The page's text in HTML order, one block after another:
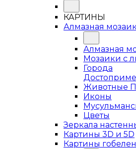
КАРТИНЫ
Алмазная
Алмазная
Мозаики с
Города
Животные
Иконы
Цветы
Зеркала
Картины 3D и 5D
Картины гобелен